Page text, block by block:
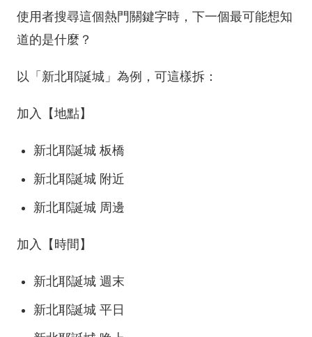
使用者搜尋這個熱門關鍵字時，下一個最可能想知
道的是什麼？
以「新北耶誕城」為例，可這樣拆：
加入【地點】
新北耶誕城 板橋
新北耶誕城 附近
新北耶誕城 周邊
加入【時間】
新北耶誕城 週末
新北耶誕城 平日